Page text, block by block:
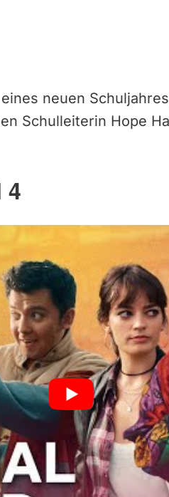
neuen
Schulleiterin Hope
4